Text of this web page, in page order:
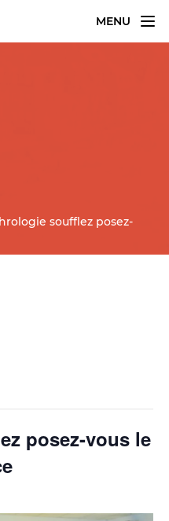
MENU
soufflez posez-
posez-vous le